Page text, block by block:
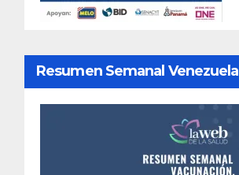
Resumen Semanal Venezuela